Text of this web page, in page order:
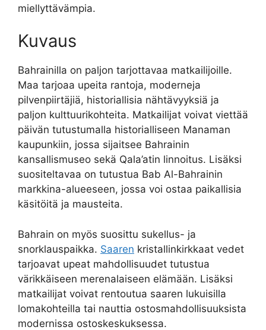
miellyttävämpia.
Kuvaus
Bahrainilla on paljon tarjottavaa matkailijoille.
Maa tarjoaa upeita rantoja, moderneja
pilvenpiirtäjiä, historiallisia nähtävyyksiä ja
paljon kulttuurikohteita. Matkailijat voivat viettää
päivän tutustumalla historialliseen Manaman
kaupunkiin, jossa sijaitsee Bahrainin
kansallismuseo sekä Qala’atin linnoitus. Lisäksi
suositeltavaa on tutustua Bab Al-Bahrainin
markkina-alueeseen, jossa voi ostaa paikallisia
käsitöitä ja mausteita.
Bahrain on myös suosittu sukellus- ja
snorklauspaikka. Saaren kristallinkirkkaat vedet
tarjoavat upeat mahdollisuudet tutustua
värikkäiseen merenalaiseen elämään. Lisäksi
matkailijat voivat rentoutua saaren lukuisilla
lomakohteilla tai nauttia ostosmahdollisuuksista
modernissa ostoskeskuksessa.